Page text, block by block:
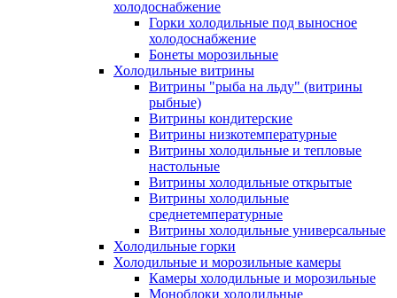
холодоснабжение
Горки холодильные под выносное
холодоснабжение
Бонеты морозильные
Холодильные витрины
Витрины "рыба на льду" (витрины
рыбные)
Витрины кондитерские
Витрины низкотемпературные
Витрины холодильные и тепловые
настольные
Витрины холодильные открытые
Витрины холодильные
среднетемпературные
Витрины холодильные универсальные
Холодильные горки
Холодильные и морозильные камеры
Камеры холодильные и морозильные
Моноблоки холодильные